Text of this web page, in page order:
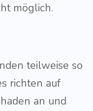
möglich.
teilweise so
richten auf
an und